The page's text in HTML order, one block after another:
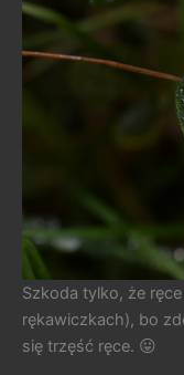
Szkoda tylko, że
rękawiczkach), bo
się trzęść ręce. 😛